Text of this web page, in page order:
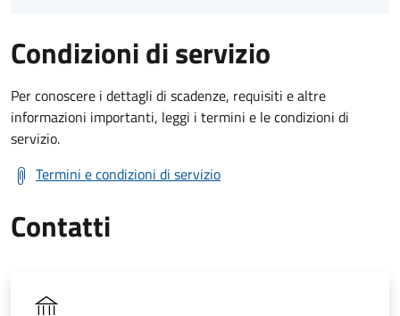
Condizioni di servizio
Per conoscere i dettagli di scadenze, requisiti e altre
informazioni importanti, leggi i termini e le condizioni di
servizio.
Termini e condizioni di servizio
Contatti